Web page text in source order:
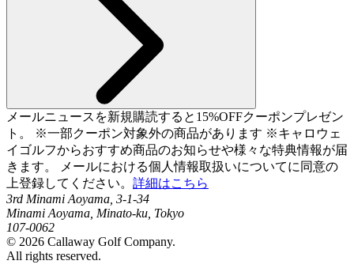
メールニュースを新規購読すると15%OFFクーポンプレゼン
ト。 ※一部クーポン対象外の商品があります ※キャロウェ
イゴルフからおすすめ商品のお知らせや様々な特典情報が届
きます。 メールにおける個人情報取扱いについてに同意の
上登録してください。 詳細はこちら
3rd Minami Aoyama, 3-1-34
Minami Aoyama, Minato-ku, Tokyo
107-0062
© 2026 Callaway Golf Company.
All rights reserved.